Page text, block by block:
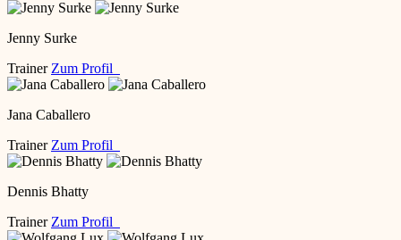
Jenny Surke
Trainer Zum Profil
Jana Caballero
Trainer Zum Profil
Dennis Bhatty
Trainer Zum Profil